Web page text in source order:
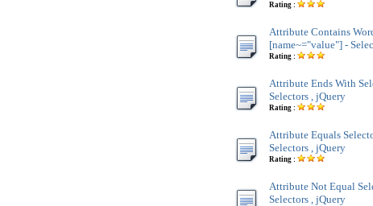
Rating :
Attribute Contains
[name~="value"] -
Rating :
Attribute Ends With
Selectors , jQuery
Rating :
Attribute Equals
Selectors , jQuery
Rating :
Attribute Not Equal
Selectors , jQuery